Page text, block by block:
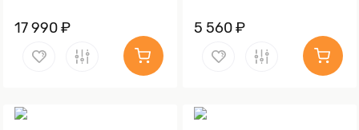
17 990 ₽ 5 560 ₽